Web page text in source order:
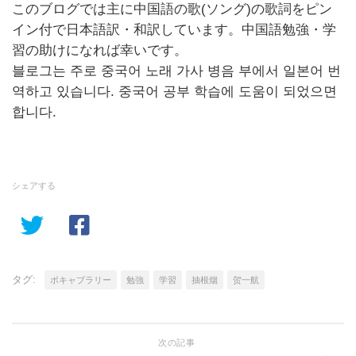
このブログでは主に中国語の歌(ソング)の歌詞をピン
イン付で日本語訳・和訳しています。中国語勉強・学
習の助けになれば幸いです。
블로그는 주로 중국어 노래 가사 병음 부에서 일본어 번
역하고 있습니다. 중국어 공부 학습에 도움이 되었으면
합니다.
シェアする
タグ: ボキャブラリー 勉強 学習 抽根烟 贺一航
次の記事